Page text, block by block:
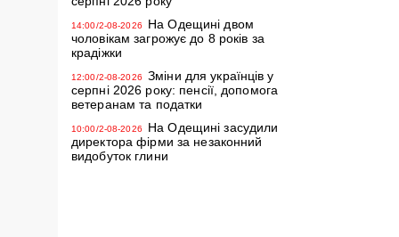
14:00/2-08-2026
На Одещині двом
чоловікам загрожує до 8 років за
крадіжки
12:00/2-08-2026
Зміни для українців у
серпні 2026 року: пенсії, допомога
ветеранам та податки
10:00/2-08-2026
На Одещині засудили
директора фірми за незаконний
видобуток глини